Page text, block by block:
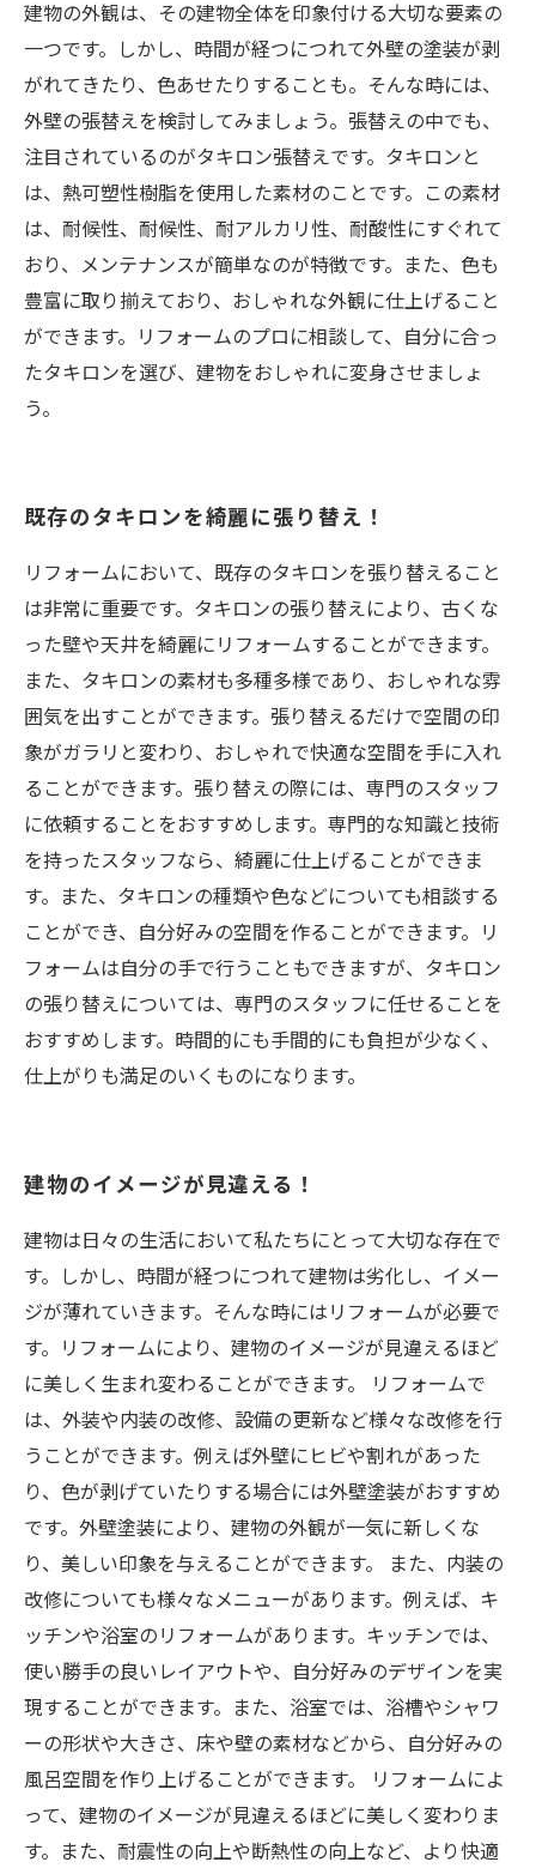
建物の外観は、その建物全体を印象付ける大切な要素の
一つです。しかし、時間が経つにつれて外壁の塗装が剥
がれてきたり、色あせたりすることも。そんな時には、
外壁の張替えを検討してみましょう。張替えの中でも、
注目されているのがタキロン張替えです。タキロンと
は、熱可塑性樹脂を使用した素材のことです。この素材
は、耐候性、耐候性、耐アルカリ性、耐酸性にすぐれて
おり、メンテナンスが簡単なのが特徴です。また、色も
豊富に取り揃えており、おしゃれな外観に仕上げること
ができます。リフォームのプロに相談して、自分に合っ
たタキロンを選び、建物をおしゃれに変身させましょ
う。
既存のタキロンを綺麗に張り替え！
リフォームにおいて、既存のタキロンを張り替えること
は非常に重要です。タキロンの張り替えにより、古くな
った壁や天井を綺麗にリフォームすることができます。
また、タキロンの素材も多種多様であり、おしゃれな雰
囲気を出すことができます。張り替えるだけで空間の印
象がガラリと変わり、おしゃれで快適な空間を手に入れ
ることができます。張り替えの際には、専門のスタッフ
に依頼することをおすすめします。専門的な知識と技術
を持ったスタッフなら、綺麗に仕上げることができま
す。また、タキロンの種類や色などについても相談する
ことができ、自分好みの空間を作ることができます。リ
フォームは自分の手で行うこともできますが、タキロン
の張り替えについては、専門のスタッフに任せることを
おすすめします。時間的にも手間的にも負担が少なく、
仕上がりも満足のいくものになります。
建物のイメージが見違える！
建物は日々の生活において私たちにとって大切な存在で
す。しかし、時間が経つにつれて建物は劣化し、イメー
ジが薄れていきます。そんな時にはリフォームが必要で
す。リフォームにより、建物のイメージが見違えるほど
に美しく生まれ変わることができます。 リフォームで
は、外装や内装の改修、設備の更新など様々な改修を行
うことができます。例えば外壁にヒビや割れがあった
り、色が剥げていたりする場合には外壁塗装がおすすめ
です。外壁塗装により、建物の外観が一気に新しくな
り、美しい印象を与えることができます。 また、内装の
改修についても様々なメニューがあります。例えば、キ
ッチンや浴室のリフォームがあります。キッチンでは、
使い勝手の良いレイアウトや、自分好みのデザインを実
現することができます。また、浴室では、浴槽やシャワ
ーの形状や大きさ、床や壁の素材などから、自分好みの
風呂空間を作り上げることができます。 リフォームによ
って、建物のイメージが見違えるほどに美しく変わりま
す。また、耐震性の向上や断熱性の向上など、より快適